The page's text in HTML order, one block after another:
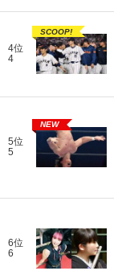
4位
4
SCOOP!
5位
5
NEW
6位
6